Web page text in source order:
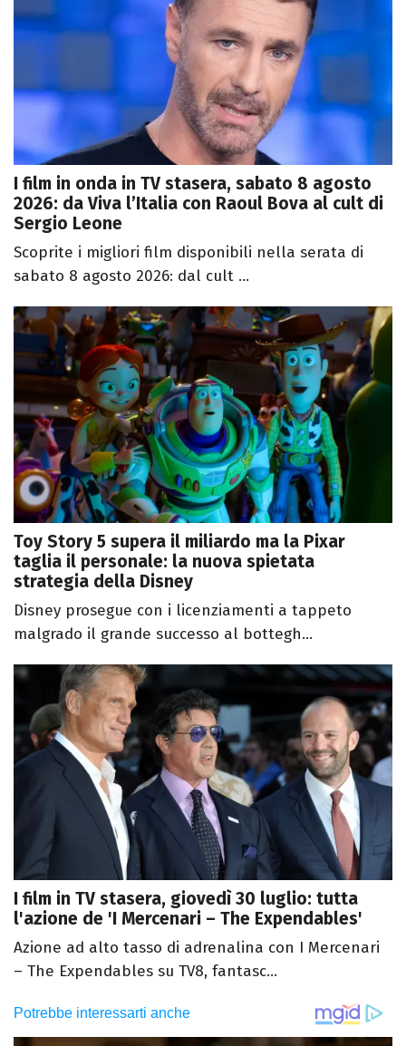
I film in onda in TV stasera, sabato 8 agosto
2026: da Viva l’Italia con Raoul Bova al cult di
Sergio Leone
Scoprite i migliori film disponibili nella serata di
sabato 8 agosto 2026: dal cult ...
Toy Story 5 supera il miliardo ma la Pixar
taglia il personale: la nuova spietata
strategia della Disney
Disney prosegue con i licenziamenti a tappeto
malgrado il grande successo al bottegh...
I film in TV stasera, giovedì 30 luglio: tutta
l'azione de 'I Mercenari – The Expendables'
Azione ad alto tasso di adrenalina con I Mercenari
– The Expendables su TV8, fantasc...